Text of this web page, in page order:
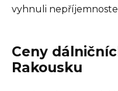
vyhnuli
Ceny
Rakousku